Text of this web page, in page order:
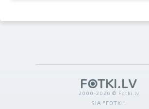
2000-2026 © Fotki.lv
SIA "FOTKI"